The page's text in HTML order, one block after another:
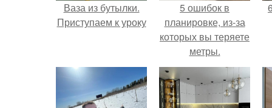
Ваза из бутылки.
Приступаем к уроку
5 ошибок в
планировке, из-за
которых вы теряете
метры.